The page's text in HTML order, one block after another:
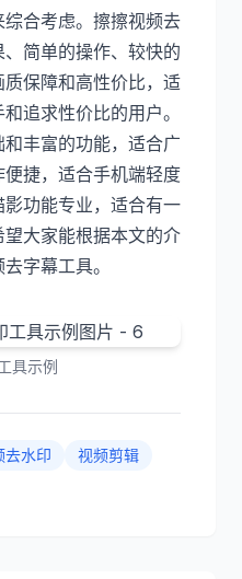
合考虑。擦擦视频去
简单的操作、较快的
保障和高性价比，适
追求性价比的用户。
丰富的功能，适合广
捷，适合手机端轻度
功能专业，适合有一
大家能根据本文的介
字幕工具。
具示例
去水印
视频剪辑